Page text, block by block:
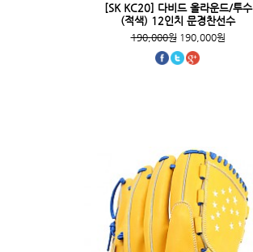
[SK KC20] 다비드 올라운드/투수
(적색) 12인치 문경찬선수
190,000원190,000원